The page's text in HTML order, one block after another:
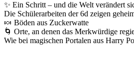
✨ Ein Schritt – und die Welt verändert
Die Schülerarbeiten der 6d zeigen
🍬 Böden aus Zuckerwatte
🌀 Orte, an denen das Merkwürdige
Wie bei magischen Portalen aus Harry